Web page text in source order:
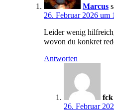
Marcus
26. Februar 2026 um
Leider wenig
wovon du konkret
Antworten
fck
26. Februar